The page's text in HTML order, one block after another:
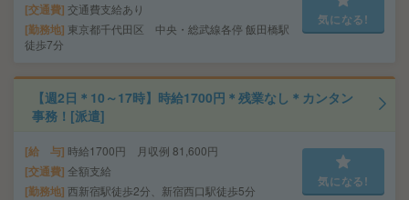
交通費 交通費支給あり
勤務地 東京都千代田区 中央・総武線各停 飯田橋駅
徒歩7分
気になる!
【週2日＊10～17時】時給1700円＊残業なし＊カンタン
事務！[派遣]
給 与 時給1700円 月収例 81,600円
交通費 全額支給
勤務地 西新宿駅徒歩2分、新宿西口駅徒歩5分
気になる!